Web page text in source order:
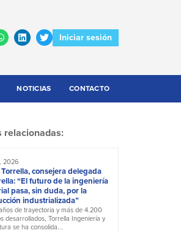
Iniciar sesión
NOTICIAS CONTACTO
relacionadas:
2026
consejera delegada
“El futuro de la ingeniería
pasa, sin duda, por la
industrializada”
de trayectoria y más de 4.200
desarrollados, Torrella Ingeniería y
se ha consolida...